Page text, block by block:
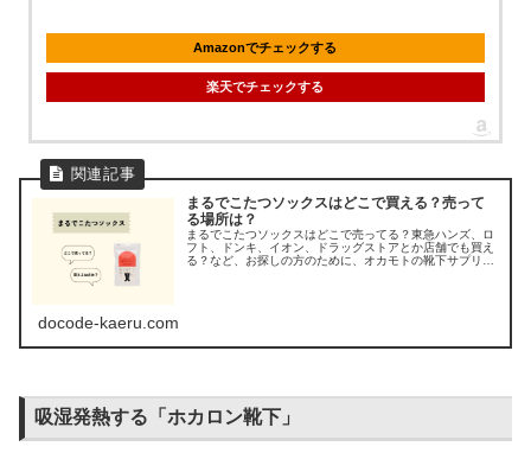
Amazonでチェックする
楽天でチェックする
まるでこたつソックスはどこで買える？売って
る場所は？
まるでこたつソックスはどこで売ってる？東急ハンズ、ロ
フト、ドンキ、イオン、ドラッグストアとか店舗でも買え
る？など、お探しの方のために、オカモトの靴下サプリ
docode-kaeru.com
吸湿発熱する「ホカロン靴下」